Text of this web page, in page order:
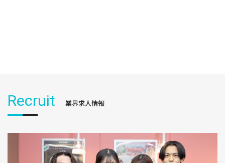
Recruit 業界求人情報